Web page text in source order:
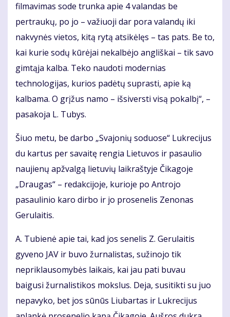
filmavimas sode trunka apie 4 valandas be
pertraukų, po jo – važiuoji dar pora valandų iki
nakvynės vietos, kitą rytą atsikėlęs – tas pats. Be to,
kai kurie sodų kūrėjai nekalbėjo angliškai – tik savo
gimtąja kalba. Teko naudoti modernias
technologijas, kurios padėtų suprasti, apie ką
kalbama. O grįžus namo – išsiversti visą pokalbį“, –
pasakoja L. Tubys.
Šiuo metu, be darbo „Svajonių soduose“ Lukrecijus
du kartus per savaitę rengia Lietuvos ir pasaulio
naujienų apžvalgą lietuvių laikraštyje Čikagoje
„Draugas“ – redakcijoje, kurioje po Antrojo
pasaulinio karo dirbo ir jo prosenelis Zenonas
Gerulaitis.
A. Tubienė apie tai, kad jos senelis Z. Gerulaitis
gyveno JAV ir buvo žurnalistas, sužinojo tik
nepriklausomybės laikais, kai jau pati buvau
baigusi žurnalistikos mokslus. Deja, susitikti su juo
nepavyko, bet jos sūnūs Liubartas ir Lukrecijus